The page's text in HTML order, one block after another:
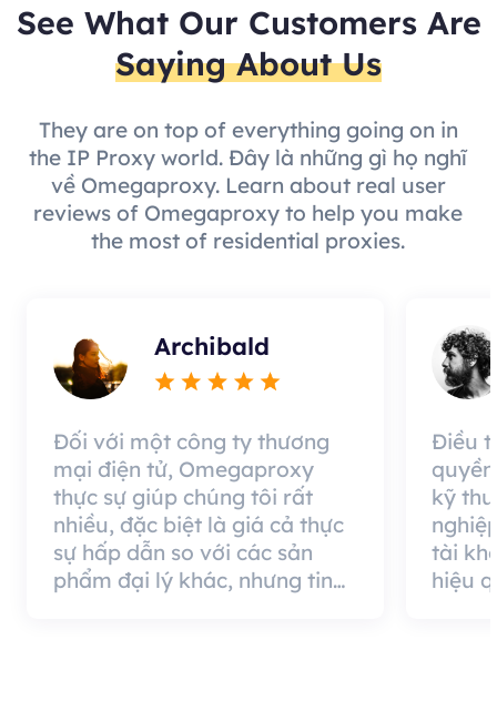
See What Our Customers Are
Saying About Us
They are on top of everything going on in
the IP Proxy world. Đây là những gì họ nghĩ
về Omegaproxy. Learn about real user
reviews of Omegaproxy to help you make
the most of residential proxies.
Archibald
Đối với một công ty thương
mại điện tử, Omegaproxy
thực sự giúp chúng tôi rất
nhiều, đặc biệt là giá cả thực
sự hấp dẫn so với các sản
phẩm đại lý khác, nhưng tin
Điều
kỹ
tài
hiệu